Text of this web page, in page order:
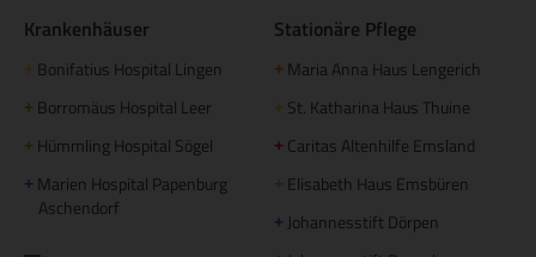
Krankenhäuser
+ Bonifatius Hospital Lingen
+ Borromäus Hospital Leer
+ Hümmling Hospital Sögel
+ Marien Hospital Papenburg
Aschendorf
Stationäre Pflege
+ Maria Anna Haus Lengerich
+ St. Katharina Haus Thuine
+ Caritas Altenhilfe Emsland
Elisabeth Haus Emsbüren
+ Johannesstift Dörpen